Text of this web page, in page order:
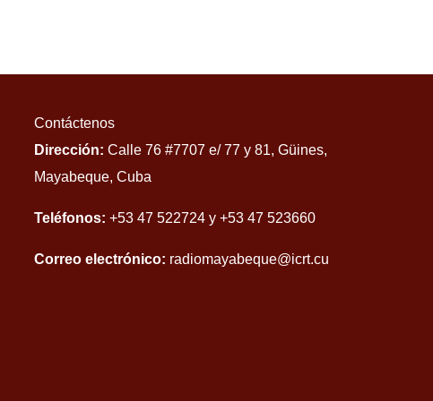
Contáctenos
Dirección: Calle 76 #7707 e/ 77 y 81, Güines,
Mayabeque, Cuba
Teléfonos: +53 47 522724 y +53 47 523660
Correo electrónico: radiomayabeque@icrt.cu